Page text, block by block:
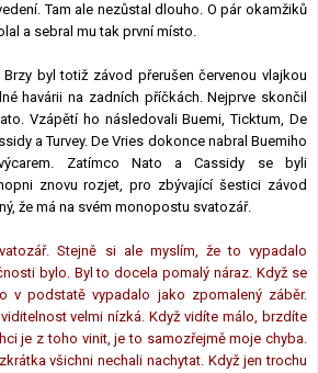
Tam ale nezůstal dlouho. O pár okamžiků
a sebral mu tak první místo.
byl totiž závod přerušen červenou vlajkou
havárii na zadních příčkách. Nejprve skončil
Vzápětí ho následovali Buemi, Ticktum, De
a Turvey. De Vries dokonce nabral Buemiho
Zatímco Nato a Cassidy se byli
znovu rozjet, pro zbývající šestici závod
že má na svém monopostu svatozář.
Stejně si ale myslím, že to vypadalo
bylo. Byl to docela pomalý náraz. Když se
v podstatě vypadalo jako zpomalený záběr.
velmi nízká. Když vidíte málo, brzdíte
je z toho vinit, je to samozřejmě moje chyba.
všichni nechali nachytat. Když jen trochu